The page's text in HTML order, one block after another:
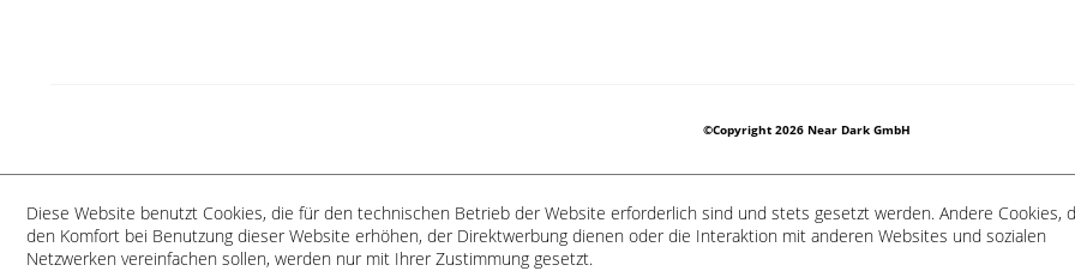
©Copyright 2026 Near Dark GmbH
Diese Website benutzt Cookies, die für den technischen Betrieb der Website erforderlich sind und stets gesetzt werden. Andere Cookies,
den Komfort bei Benutzung dieser Website erhöhen, der Direktwerbung dienen oder die Interaktion mit anderen Websites und sozialen
Netzwerken vereinfachen sollen, werden nur mit Ihrer Zustimmung gesetzt.